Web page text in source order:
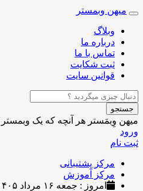
Toggle
navigation
میهن وبمستر
وبلاگ
درباره ما
تماس با ما
ثبت شکایت
قوانین سایت
جستجو
میهن وِبمَستر هر آنچه که یک وبمستر
ورود
ثبت نام
مرکز پشتیبانی
مرکز آموزش
امروز : جمعه ۱۶ مرداد ۱۴۰۵